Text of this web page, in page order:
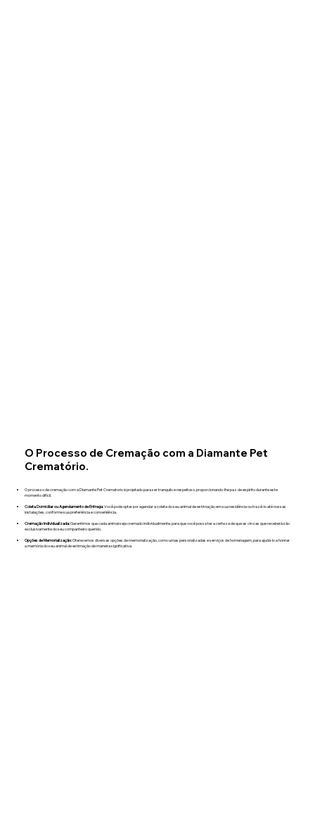
O Processo de Cremação com a Diamante Pet
Crematório.
O processo de cremação com a Diamante Pet Crematorio é projetado para ser tranquilo e respeitoso, proporcionando-lhe paz de espírito durante este
momento difícil.​
Coleta Domiciliar ou Agendamento de Entrega:Você pode optar por agendar a coleta do seu animal de estimação em sua residência ou trazê-lo até nossas
instalações, conforme sua preferência e conveniência.
Cremação Individualizada:Garantimos que cada animal seja cremado individualmente, para que você possa ter a certeza de que as cinzas que receberá são
exclusivamente do seu companheiro querido.
Opções de Memorialização:Oferecemos diversas opções de memorialização, como urnas personalizadas e serviços de homenagem, para ajudá-lo a honrar
a memória do seu animal de estimação de maneira significativa.